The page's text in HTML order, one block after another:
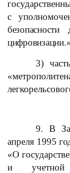
с
3)
9. В
апреля 1995
«О
и учетной